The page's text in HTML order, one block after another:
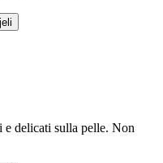
delicati sulla pelle. Non